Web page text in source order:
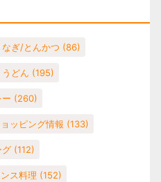
ぎ/とんかつ (86)
どん (195)
ー (260)
ッピング情報 (133)
グ (112)
ス料理 (152)